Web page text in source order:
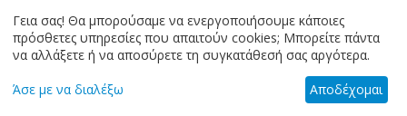
ΠΡΟΣΦΟΡΕΣ ΕΒΔΟΜΑΔΟΣ
Γεια σας! Θα μπορούσαμε να ενεργοποιήσουμε κάποιες
πρόσθετες υπηρεσίες που απαιτούν cookies; Μπορείτε πάντα
να αλλάξετε ή να αποσύρετε τη συγκατάθεσή σας αργότερα.
Άσε με να διαλέξω Αποδέχομαι